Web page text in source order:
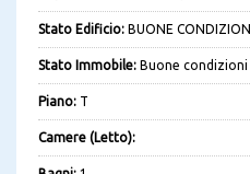
Stato Edificio: BUONE CONDIZIONI
Stato Immobile: Buone condizioni
Piano: T
Camere (Letto):